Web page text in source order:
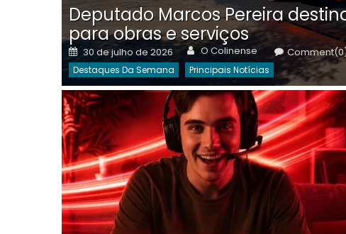
Deputado Marcos Pereira
para obras e serviços
Posted
on
30 de julho de 2026 Author
O Colinense
Destaques Da Semana Principais Notícias